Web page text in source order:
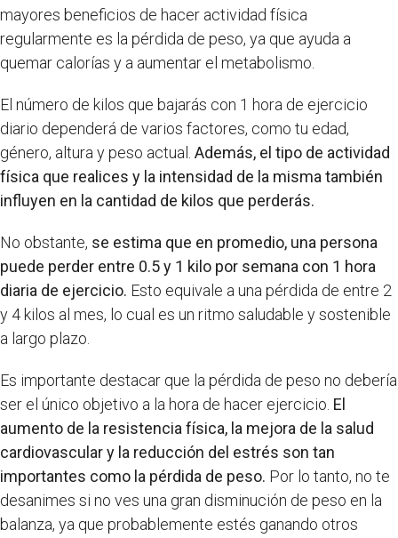
mayores beneficios de hacer actividad física
regularmente es la pérdida de peso, ya que ayuda a
quemar calorías y a aumentar el metabolismo.
El número de kilos que bajarás con 1 hora de ejercicio
diario dependerá de varios factores, como tu edad,
género, altura y peso actual. Además, el tipo de actividad
física que realices y la intensidad de la misma también
influyen en la cantidad de kilos que perderás.
No obstante, se estima que en promedio, una persona
puede perder entre 0.5 y 1 kilo por semana con 1 hora
diaria de ejercicio. Esto equivale a una pérdida de entre 2
y 4 kilos al mes, lo cual es un ritmo saludable y sostenible
a largo plazo.
Es importante destacar que la pérdida de peso no debería
ser el único objetivo a la hora de hacer ejercicio. El
aumento de la resistencia física, la mejora de la salud
cardiovascular y la reducción del estrés son tan
importantes como la pérdida de peso. Por lo tanto, no te
desanimes si no ves una gran disminución de peso en la
balanza, ya que probablemente estés ganando otros